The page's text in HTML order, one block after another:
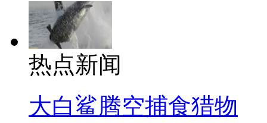
热点新闻
大白鲨腾空捕食猎物